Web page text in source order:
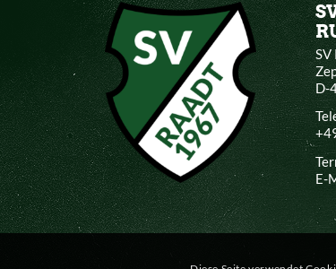
SV
D-
E-